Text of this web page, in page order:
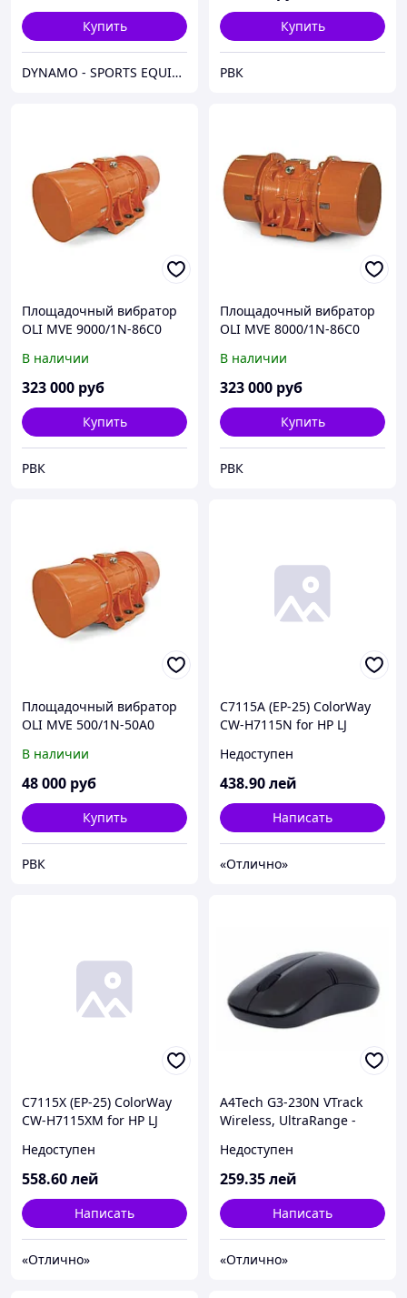
Купить
DYNAMO - SPORTS EQUIPMENT CENTER
Купить
РВК
Площадочный вибратор
OLI MVE 9000/1N-86C0
В наличии
323 000 руб
Купить
РВК
Площадочный вибратор
OLI MVE 8000/1N-86C0
В наличии
323 000 руб
Купить
РВК
Площадочный вибратор
OLI MVE 500/1N-50A0
В наличии
48 000 руб
Купить
РВК
C7115A (EP-25) ColorWay
CW-H7115N for HP LJ
00SE/1220/1220SE/3300MF
P/3310/3320MFP/3320NMF
LBP-1210, 2.500p
Недоступен
438.90лей
Написать
«Отлично»
C7115X (EP-25) ColorWay
CW-H7115XM for HP LJ
00SE/1220/1220SE/3300MF
P/3310/3320MFP/3320NMF
LBP-1210, 3.500
Недоступен
558.60лей
Написать
«Отлично»
A4Tech G3-230N VTrack
Wireless, UltraRange -
Black, USB
Недоступен
259.35лей
Написать
«Отлично»